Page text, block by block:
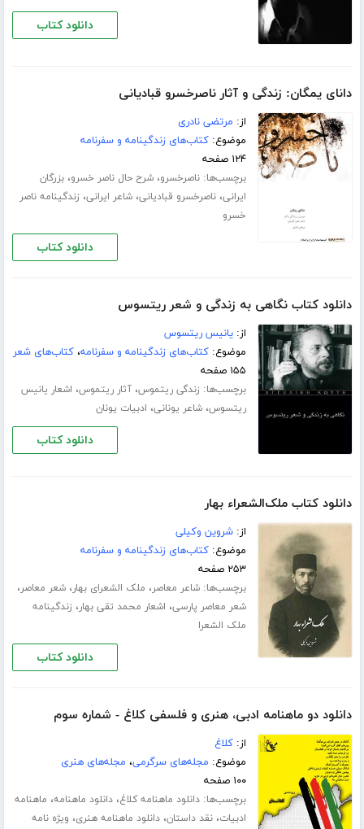
دانلود کتاب
دانای یمگان: زندگی و آثار ناصرخسرو قبادیانی
از: مرتضی نادری
موضوع:کتاب‌های زندگینامه و سفرنامه
۱۲۴ صفحه
برچسب‌ها:ناصرخسرو،شرح حال ناصر خسرو،بزرگان
ایرانی،ناصرخسرو قبادیانی،شاعر ایرانی، زندگینامه ناصر
خسرو
دانلود کتاب
دانلود کتاب نگاهی به زندگی و شعر ریتسوس
از:یانیس ریتسوس
موضوع:کتاب‌های زندگینامه و سفرنامه،کتاب‌های شعر
۱۵۵ صفحه
برچسب‌ها: زندگی ریتموس،آثار ریتموس، اشعار یانیس
ریتسوس،شاعر یونانی، ادبیات یونان
دانلود کتاب
دانلود کتاب ملک‌الشعراء بهار
از:شروین وکیلی
موضوع:کتاب‌های زندگینامه و سفرنامه
۲۵۳ صفحه
برچسب‌ها:شاعر معاصر، ملک الشعرای بهار،شعر معاصر،
شعر معاصر پارسی، اشعار محمد تقی بهار، زندگینامه
ملک الشعرا
دانلود کتاب
دانلود دو ماهنامه ادبی، هنری و فلسفی کلاغ - شماره سوم
از:کلاغ
موضوع: مجله‌های سرگرمی، مجله‌های هنری
۱۰۰ صفحه
برچسب‌ها:دانلود ماهنامه کلاغ،دانلود ماهنامه، ماهنامه
ادبیات،نقد داستان،دانلود ماهنامه هنری، ویژه نامه